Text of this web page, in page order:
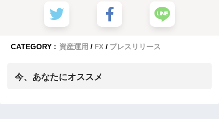
CATEGORY : 資産運用 FX プレスリリース
今、あなたにオススメ